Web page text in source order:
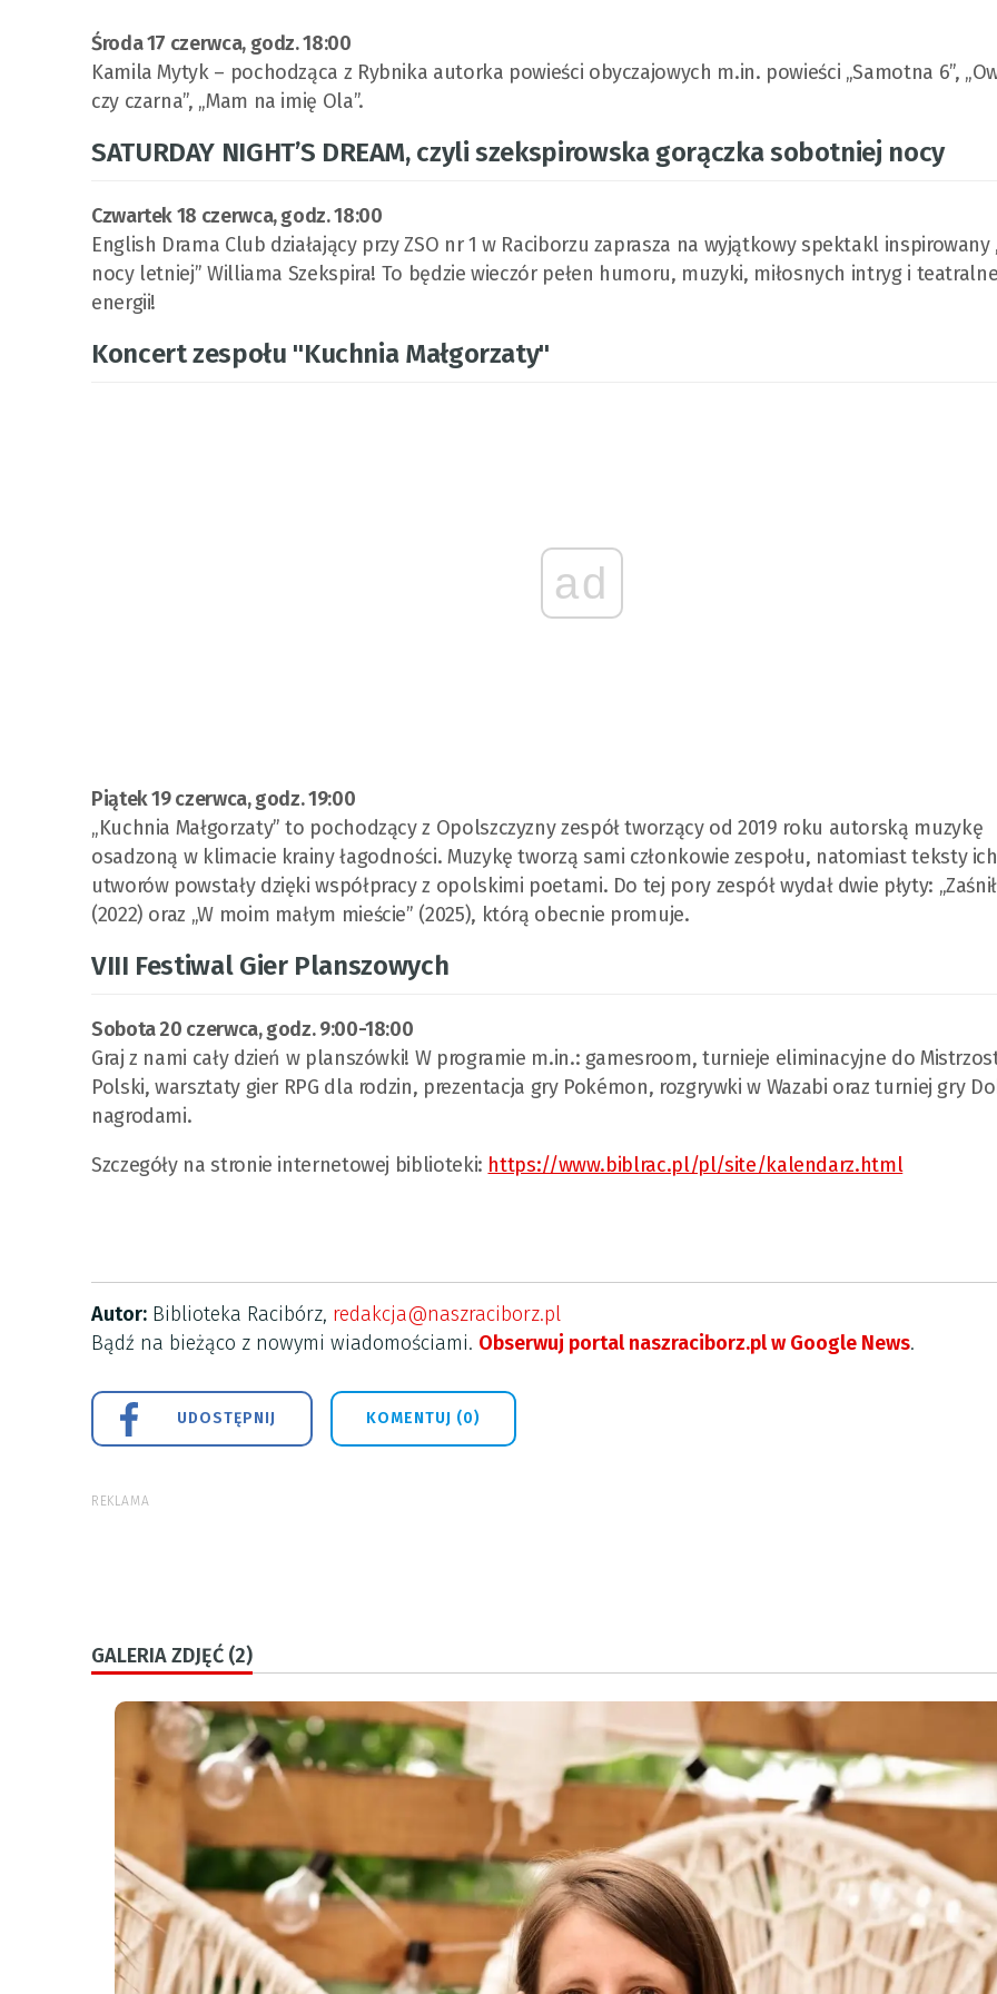
Środa 17 czerwca, godz. 18:00
Kamila Mytyk – pochodząca z Rybnika autorka powieści obyczajowych m.in. powieści „Samotna 6”,
czy czarna”, „Mam na imię Ola”.
SATURDAY NIGHT’S DREAM, czyli szekspirowska gorączka sobotniej nocy
Czwartek 18 czerwca, godz. 18:00
English Drama Club działający przy ZSO nr 1 w Raciborzu zaprasza na wyjątkowy spektakl inspirowany
nocy letniej” Williama Szekspira! To będzie wieczór pełen humoru, muzyki, miłosnych intryg i
energii!
Koncert zespołu "Kuchnia Małgorzaty"
ad
Piątek 19 czerwca, godz. 19:00
„Kuchnia Małgorzaty” to pochodzący z Opolszczyzny zespół tworzący od 2019 roku autorską muzykę
osadzoną w klimacie krainy łagodności. Muzykę tworzą sami członkowie zespołu, natomiast teksty ich
utworów powstały dzięki współpracy z opolskimi poetami. Do tej pory zespół wydał dwie płyty:
(2022) oraz „W moim małym mieście” (2025), którą obecnie promuje.
VIII Festiwal Gier Planszowych
Sobota 20 czerwca, godz. 9:00-18:00
Graj z nami cały dzień w planszówki! W programie m.in.: gamesroom, turnieje eliminacyjne do
Polski, warsztaty gier RPG dla rodzin, prezentacja gry Pokémon, rozgrywki w Wazabi oraz turniej gry
nagrodami.
Szczegóły na stronie internetowej biblioteki: https://www.biblrac.pl/pl/site/kalendarz.html
Autor: Biblioteka Racibórz, redakcja@naszraciborz.pl
Bądź na bieżąco z nowymi wiadomościami. Obserwuj portal naszraciborz.pl w Google News.
UDOSTĘPNIJ KOMENTUJ (0)
REKLAMA
GALERIA ZDJĘĆ (2)